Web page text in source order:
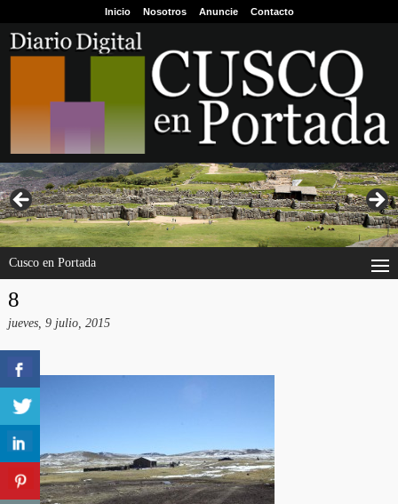
Inicio Nosotros Anuncie Contacto
Cusco en Portada
8
jueves, 9 julio, 2015